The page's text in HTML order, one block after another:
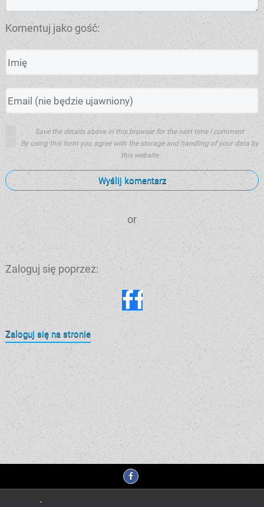
Komentuj jako gość:
Save the details above in this browser for the next time I comment
By using this form you agree with the storage and handling of your data by
this website
Wyślij komentarz
or
Zaloguj się poprzez:
Zaloguj się na stronie